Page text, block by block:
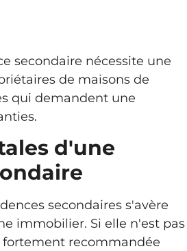
secondaire nécessite une
de maisons de
qui demandent une
d'une
secondaires s'avère
immobilier. Si elle n'est pas
recommandée